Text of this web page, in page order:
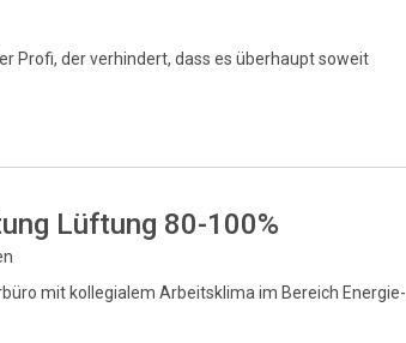
Profi, der verhindert, dass es überhaupt soweit
Lüftung 80-100%
mit kollegialem Arbeitsklima im Bereich Energie-